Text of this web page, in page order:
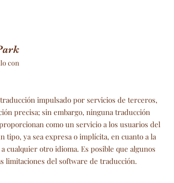
con
impulsado por servicios de terceros,
precisa; sin embargo, ninguna traducción
como un servicio a los usuarios del
ya sea expresa o implícita, en cuanto a la
cualquier otro idioma. Es posible que algunos
limitaciones del software de traducción.